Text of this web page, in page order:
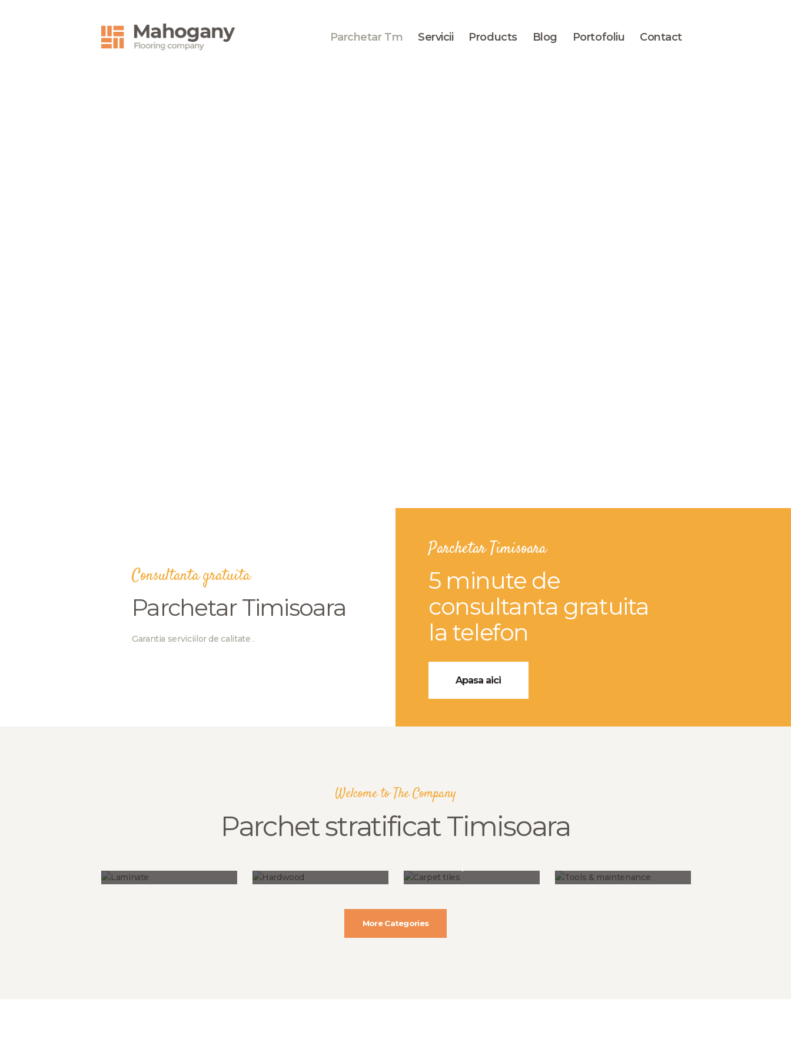
Parchetar Tm Servicii Products Blog Portofoliu Contact
PORTOFOLIU
Consultanta gratuita
Parchetar Timisoara
Garantia serviciilor de calitate .
Parchetar Timisoara
5 minute de
consultanta gratuita
la telefon
Apasa aici
Welcome to The Company
Parchet stratificat Timisoara
More Categories